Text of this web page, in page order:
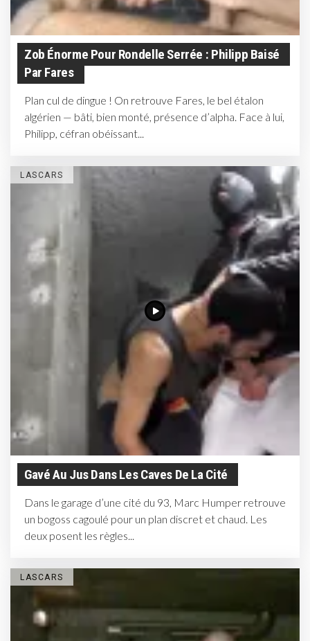
Zob Énorme Pour Rondelle Serrée : Philipp Baisé
Par Fares
Plan cul de dingue ! On retrouve Fares, le bel étalon
algérien — bâti, bien monté, présence d’alpha. Face à lui,
Philipp, céfran obéissant...
LASCARS
Gavé Au Jus Dans Les Caves De La Cité
Dans le garage d’une cité du 93, Marc Humper retrouve
un bogoss cagoulé pour un plan discret et chaud. Les
deux posent les règles...
LASCARS